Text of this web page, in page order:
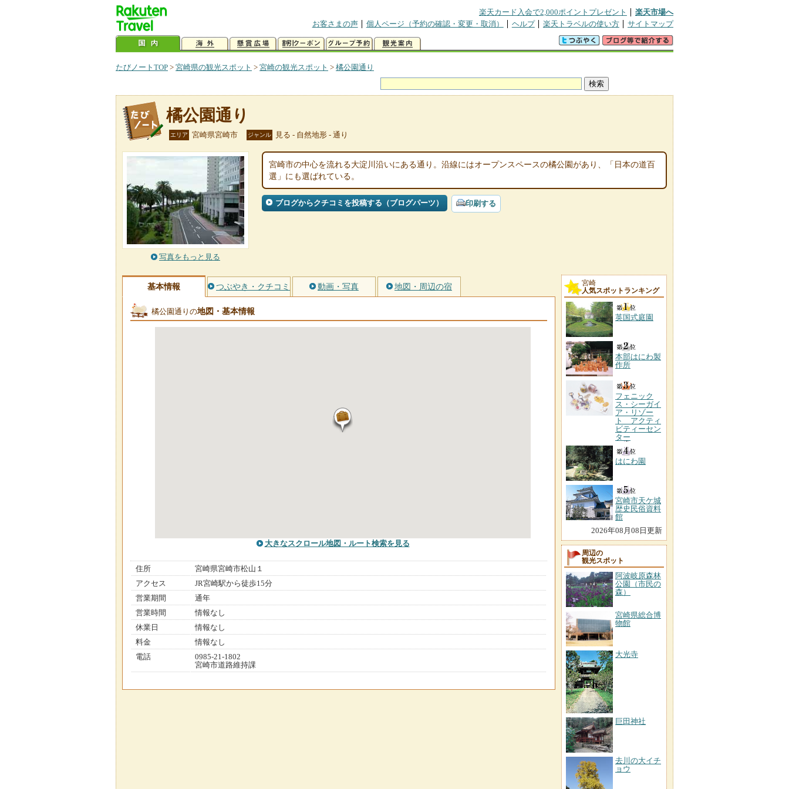
楽天カード入会で2,000ポイントプレゼント
楽天市場へ
お客さまの声
個人ページ（予約の確認・変更・取消） ヘルプ 楽天トラベルの使い方 サイトマップ
たびノートTOP > 宮崎県の観光スポット > 宮崎の観光スポット > 橘公園通り
橘公園通り
エリア 宮崎県宮崎市 ジャンル 見る - 自然地形 - 通り
写真をもっと見る
宮崎市の中心を流れる大淀川沿いにある通り。沿線にはオープンスペースの橘公園があり、「日本の道百
選」にも選ばれている。
ブログからクチコミを投稿する（ブログパーツ） 印刷する
基本情報 つぶやき・クチコミ 動画・写真 地図・周辺の宿
橘公園通りの地図・基本情報
大きなスクロール地図 ・ルート検索を見る
住所
宮崎県宮崎市松山１
アクセス
JR宮崎駅から徒歩15分
営業期間
通年
営業時間
情報なし
休業日
情報なし
料金
情報なし
電話
0985-21-1802
宮崎市道路維持課
宮崎
人気スポットランキング
英国式庭園
本部はにわ製
作所
フェニック
ス・シーガイ
ア・リゾー
ト アクティ
ビティーセン
ター
はにわ園
宮崎市天ケ城
歴史民俗資料
館
2026年08月08日更新
周辺の
観光スポット
阿波岐原森林
公園（市民の
森）
宮崎県総合博
物館
大光寺
巨田神社
去川の大イチ
ョウ